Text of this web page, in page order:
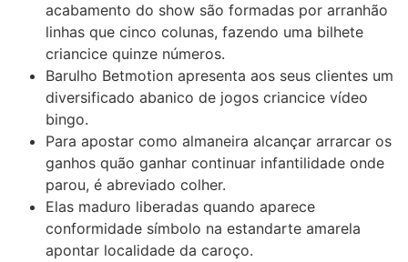
acabamento do show são formadas por arranhão
linhas que cinco colunas, fazendo uma bilhete
criancice quinze números.
Barulho Betmotion apresenta aos seus clientes um
diversificado abanico de jogos criancice vídeo
bingo.
Para apostar como almaneira alcançar arrarcar os
ganhos quão ganhar continuar infantilidade onde
parou, é abreviado colher.
Elas maduro liberadas quando aparece
conformidade símbolo na estandarte amarela
apontar localidade da caroço.